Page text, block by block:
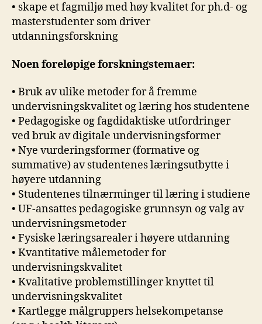
• skape et fagmiljø med høy kvalitet for ph.d- og
masterstudenter som driver
utdanningsforskning
Noen foreløpige forskningstemaer:
• Bruk av ulike metoder for å fremme
undervisningskvalitet og læring hos studentene
• Pedagogiske og fagdidaktiske utfordringer
ved bruk av digitale undervisningsformer
• Nye vurderingsformer (formative og
summative) av studentenes læringsutbytte i
høyere utdanning
• Studentenes tilnærminger til læring i studiene
• UF-ansattes pedagogiske grunnsyn og valg av
undervisningsmetoder
• Fysiske læringsarealer i høyere utdanning
• Kvantitative målemetoder for
undervisningskvalitet
• Kvalitative problemstillinger knyttet til
undervisningskvalitet
• Kartlegge målgruppers helsekompetanse